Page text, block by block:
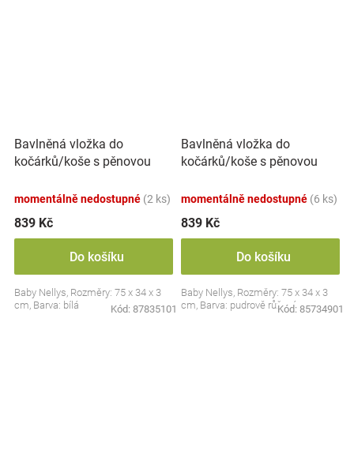
Bavlněná vložka do
kočárků/koše s pěnovou
bílá
momentálně nedostupné (2 ks)
839 Kč
Do košíku
Baby Nellys, Rozměry: 75 x 34 x 3
cm, Barva: bílá
Kód: 87835101
Bavlněná vložka do
kočárků/koše s pěnovou
pudrově růžová
momentálně nedostupné (6 ks)
839 Kč
Do košíku
Baby Nellys, Rozměry: 75 x 34 x 3
cm, Barva: pudrově růžová
Kód: 85734901